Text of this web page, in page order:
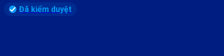
Đã kiểm duyệt